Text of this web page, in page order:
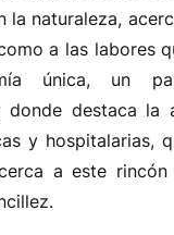
la naturaleza,
a las labores
única, un
donde destaca la
y hospitalarias,
a este